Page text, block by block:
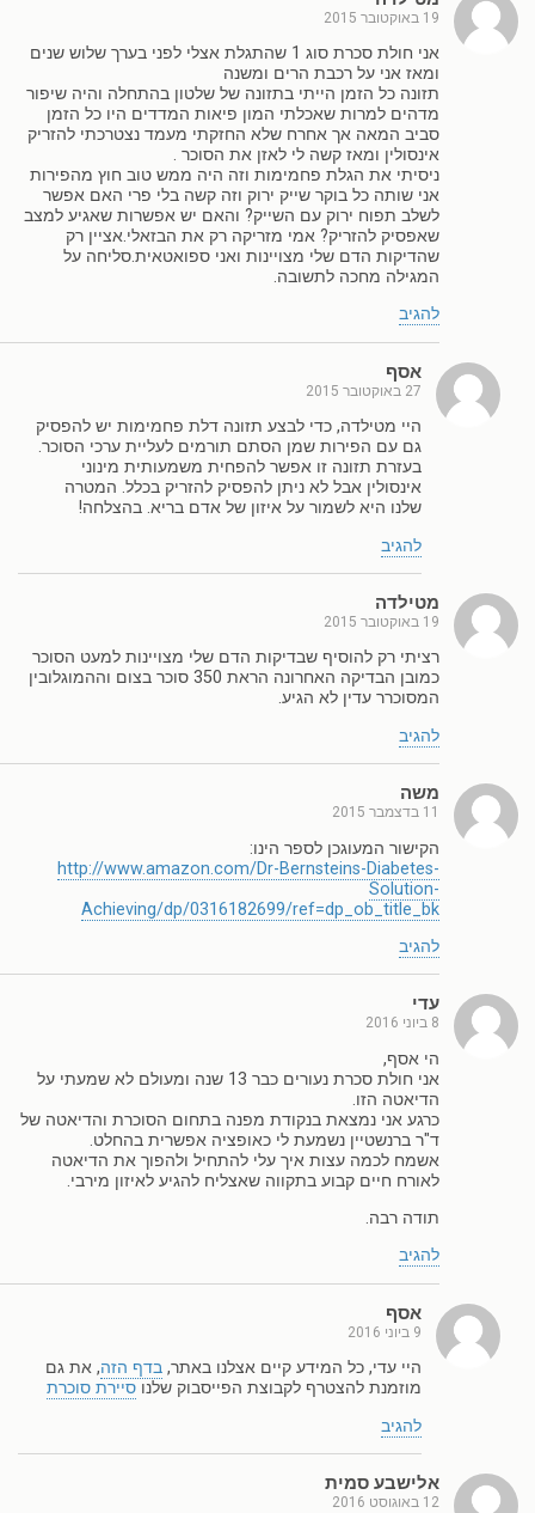
19 באוקטובר 2015
אני חולת סכרת סוג 1 שהתגלת אצלי לפני בערך שלוש שנים
ומאז אני על רכבת הרים ומשנה
תזונה כל הזמן הייתי בתזונה של שלטון בהתחלה והיה שיפור
מדהים למרות שאכלתי המון פיאות המדדים היו כל הזמן
סביב המאה אך אחרח שלא החזקתי מעמד נצטרכתי להזריק
אינסולין ומאז קשה לי לאזן את הסוכר .
ניסיתי את הגלת פחמימות וזה היה ממש טוב חוץ מהפירות
אני שותה כל בוקר שייק ירוק וזה קשה בלי פרי האם אפשר
לשלב תפוח ירוק עם השייק? והאם יש אפשרות שאגיע למצב
שאפסיק להזריק? אמי מזריקה רק את הבזאלי.אציין רק
שהדיקות הדם שלי מצויינות ואני ספואטאית.סליחה על
המגילה מחכה לתשובה.
להגיב
אסף
27 באוקטובר 2015
היי מטילדה, כדי לבצע תזונה דלת פחמימות יש להפסיק
גם עם הפירות שמן הסתם תורמים לעליית ערכי הסוכר.
בעזרת תזונה זו אפשר להפחית משמעותית מינוני
אינסולין אבל לא ניתן להפסיק להזריק בכלל. המטרה
שלנו היא לשמור על איזון של אדם בריא. בהצלחה!
להגיב
מטילדה
19 באוקטובר 2015
רציתי רק להוסיף שבדיקות הדם שלי מצויינות למעט הסוכר
כמובן הבדיקה האחרונה הראת 350 סוכר בצום וההמוגלובין
המסוכרר עדין לא הגיע.
להגיב
משה
11 בדצמבר 2015
הקישור המעוגכן לספר הינו:
http://www.amazon.com/Dr-Bernsteins-Diabetes-
Solution-
Achieving/dp/0316182699/ref=dp_ob_title_bk
להגיב
עדי
8 ביוני 2016
הי אסף,
אני חולת סכרת נעורים כבר 13 שנה ומעולם לא שמעתי על
הדיאטה הזו.
כרגע אני נמצאת בנקודת מפנה בתחום הסוכרת והדיאטה של
ד"ר ברנשטיין נשמעת לי כאופציה אפשרית בהחלט.
אשמח לכמה עצות איך עלי להתחיל ולהפוך את הדיאטה
לאורח חיים קבוע בתקווה שאצליח להגיע לאיזון מירבי.
תודה רבה.
להגיב
אסף
9 ביוני 2016
היי עדי, כל המידע קיים אצלנו באתר, בדף הזה, את גם
מוזמנת להצטרף לקבוצת הפייסבוק שלנו סיירת סוכרת
להגיב
אלישבע סמית
12 באוגוסט 2016